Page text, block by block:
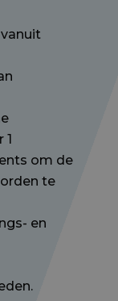
1
om de
te
en